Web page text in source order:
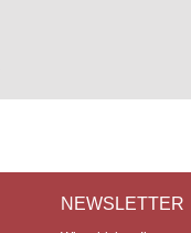
NEWSLETTER